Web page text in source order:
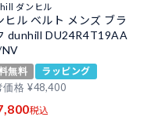
ダンヒル
ヒル ベルト メンズ ブラ
dunhill DU24R4T19AA
無料
ラッピング
価格 ¥48,400
税込